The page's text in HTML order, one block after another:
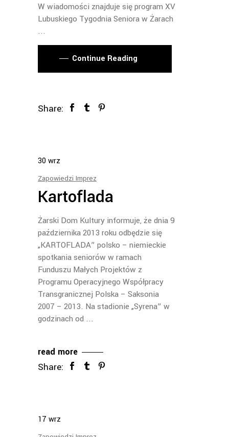
W wiadomości znajduje się program XV
Lubuskiego Tygodnia Seniora w Żarach
Continue Reading
Share:
30wrz
Zapowiedzi Imprez
Kartoflada
Żarski Dom Kultury informuje, że dnia 9
października 2013 roku odbędzie się
„KARTOFLADA” polsko – niemieckie
spotkania seniorów w ramach
Funduszu Małych Projektów z
Programu Operacyjnego Współpracy
Transgranicznej Polska – Saksonia
2007 – 2013. Na stadionie „Syrena” w
godzinach od
read more
Share:
17 wrz